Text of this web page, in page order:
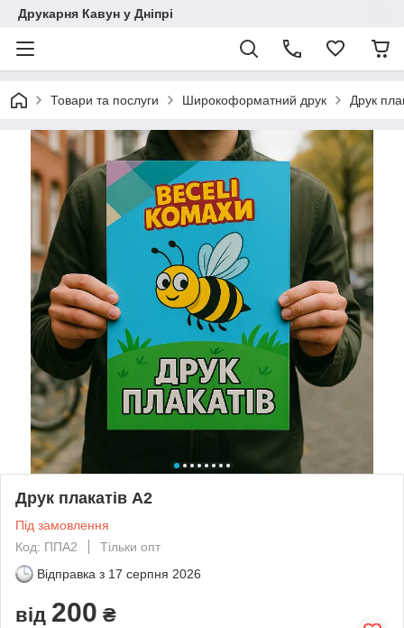
Друкарня Кавун у Дніпрі
Товари та послуги Широкоформатний друк Друк
Друк плакатів А2
Під замовлення
Код: ППА2
Тільки опт
Відправка з 17 серпня 2026
від 200 ₴